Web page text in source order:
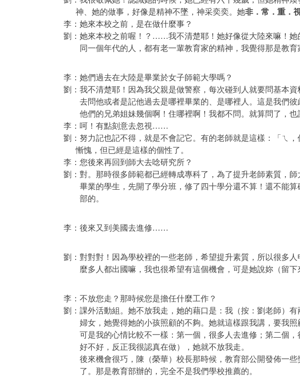
神、她的做事，好像是精神不墜，神采奕奕。她非．常．重．
李：她來本校之前，是在做什麼事？
劉：她來本校之前喔！？……我不清楚耶！她好像從大陸來嘛！
同一個年代的人，都有老一輩教育家的精神，我覺得那是教育
李：她們過去在大陸是畢業於女子師範大學嗎？
劉：我不清楚耶！因為我父親是做警察，每次碰到人就要問基本
去問他或者是記他過去是哪裡畢業的、是哪裡人。這是我們
他們的兄弟姐妹幾個啊！住哪裡啊！我都不問。就算問了，也
李：呵！有點刻意去忽視……
劉：努力記也記不得，就是不會記它。有的老師就是這樣：「ㄟ
慚愧，但已經是這樣的個性了。
李：您後來再回到師大去唸研究所？
劉：對。那時很多師範都已經轉成專科了，為了提升老師素質，
畢業的學生，先開了學分班，修了四十學分還不算！還不能
部的。
李：後來又到美國去進修……
劉：對對對！因為學校裡的一些老師，希望提升素質，所以很多
麼多人都出國嘛，我也很希望有這個機會，可是她說妳（留
李：不放您走？那時候您是擔任什麼工作？
劉：課外活動組。她不放我走，她的藉口是：我（按：劉老師）
婦女，她覺得她的小孩照顧的不夠。她就這樣跟我講，要我照
可是我的心情比較不一樣：第一個，很多人去進修；第二個
好不好，反正我很認真在做），她就不放我走。
後來機會很巧，陳（榮華）校長那時候，教育部公開發佈一
了。那是教育部辦的，完全不是我們學校推薦的。